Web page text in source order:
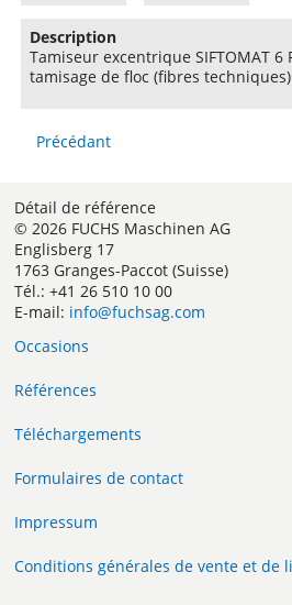
Description
Tamiseur excentrique SIFTOMAT 6
tamisage de floc (fibres techniques)
Précédant
Détail de référence
© 2026 FUCHS Maschinen AG
Englisberg 17
1763 Granges-Paccot (Suisse)
Tél.: +41 26 510 10 00
E-mail: info@fuchsag.com
Occasions
Références
Téléchargements
Formulaires de contact
Impressum
Conditions générales de vente et de